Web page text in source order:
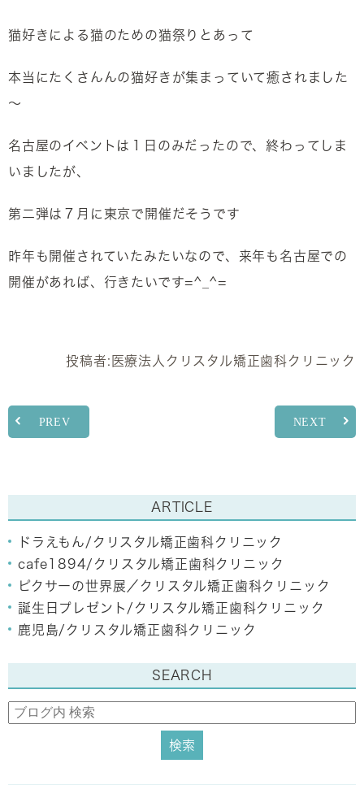
猫好きによる猫のための猫祭りとあって
本当にたくさんんの猫好きが集まっていて癒されました
～
名古屋のイベントは１日のみだったので、終わってしま
いましたが、
第二弾は７月に東京で開催だそうです
昨年も開催されていたみたいなので、来年も名古屋での
開催があれば、行きたいです=^_^=
投稿者: 医療法人クリスタル矯正歯科クリニック
PREV NEXT
ARTICLE
ドラえもん/クリスタル矯正歯科クリニック
cafe1894/クリスタル矯正歯科クリニック
ピクサーの世界展／クリスタル矯正歯科クリニック
誕生日プレゼント/クリスタル矯正歯科クリニック
鹿児島/クリスタル矯正歯科クリニック
SEARCH